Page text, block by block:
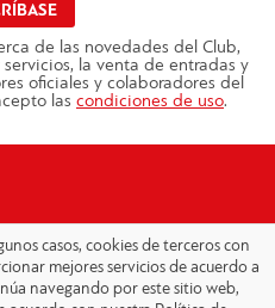
de las novedades del Club,
la venta de entradas y
oficiales y colaboradores del
las condiciones de uso.
casos, cookies de terceros con
mejores servicios de acuerdo a
navegando por este sitio web,